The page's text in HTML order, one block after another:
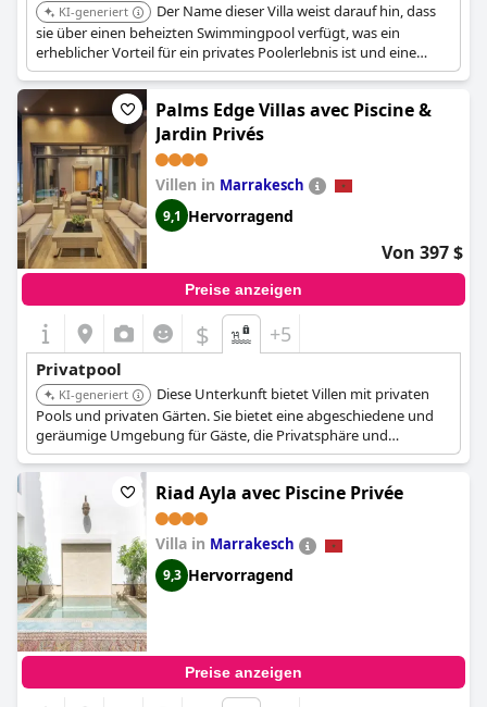
KI-generiert
Der Name dieser Villa weist darauf hin, dass
sie über einen beheizten Swimmingpool verfügt, was ein
erheblicher Vorteil für ein privates Poolerlebnis ist und eine
komfortable Nutzung bei verschiedenen Temperaturen
ermöglicht.
Palms Edge Villas avec Piscine &
Jardin Privés
Villen in Marrakesch
9,1 Hervorragend
Von 397 $
Preise anzeigen
$ +5
Privatpool
KI-generiert
Diese Unterkunft bietet Villen mit privaten
Pools und privaten Gärten. Sie bietet eine abgeschiedene und
geräumige Umgebung für Gäste, die Privatsphäre und
Außenannehmlichkeiten suchen.
Riad Ayla avec Piscine Privée
Villa in Marrakesch
9,3 Hervorragend
Preise anzeigen